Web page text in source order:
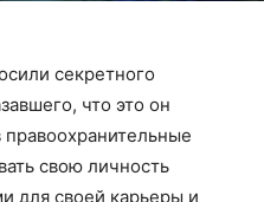
секретного
что это он
правоохранительные
свою личность
для своей карьеры и